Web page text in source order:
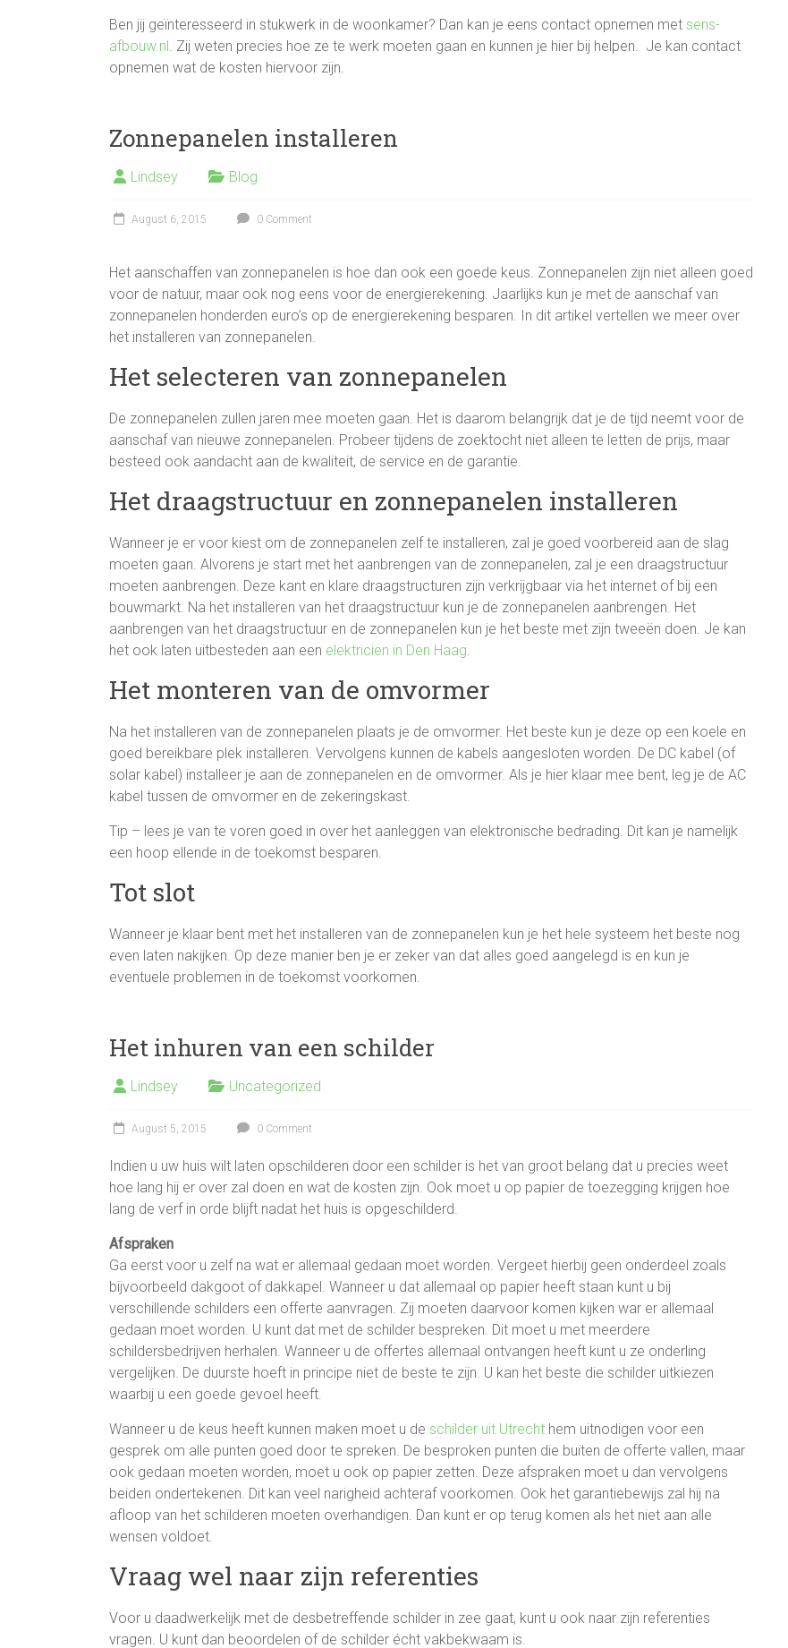
Ben jij geïnteresseerd in stukwerk in de woonkamer? Dan kan je eens contact opnemen met sens-
afbouw.nl . Zij weten precies hoe ze te werk moeten gaan en kunnen je hier bij helpen. Je kan contact
opnemen wat de kosten hiervoor zijn.
Zonnepanelen installeren
Lindsey Blog
August 6, 2015 0 Comment
Het aanschaffen van zonnepanelen is hoe dan ook een goede keus. Zonnepanelen zijn niet alleen goed
voor de natuur, maar ook nog eens voor de energierekening. Jaarlijks kun je met de aanschaf van
zonnepanelen honderden euro’s op de energierekening besparen. In dit artikel vertellen we meer over
het installeren van zonnepanelen.
Het selecteren van zonnepanelen
De zonnepanelen zullen jaren mee moeten gaan. Het is daarom belangrijk dat je de tijd neemt voor de
aanschaf van nieuwe zonnepanelen. Probeer tijdens de zoektocht niet alleen te letten de prijs, maar
besteed ook aandacht aan de kwaliteit, de service en de garantie.
Het draagstructuur en zonnepanelen installeren
Wanneer je er voor kiest om de zonnepanelen zelf te installeren, zal je goed voorbereid aan de slag
moeten gaan. Alvorens je start met het aanbrengen van de zonnepanelen, zal je een draagstructuur
moeten aanbrengen. Deze kant en klare draagstructuren zijn verkrijgbaar via het internet of bij een
bouwmarkt. Na het installeren van het draagstructuur kun je de zonnepanelen aanbrengen. Het
aanbrengen van het draagstructuur en de zonnepanelen kun je het beste met zijn tweeën doen. Je kan
het ook laten uitbesteden aan een elektricien in Den Haag
Het monteren van de omvormer
Na het installeren van de zonnepanelen plaats je de omvormer. Het beste kun je deze op een koele en
goed bereikbare plek installeren. Vervolgens kunnen de kabels aangesloten worden. De DC kabel (of
solar kabel) installeer je aan de zonnepanelen en de omvormer. Als je hier klaar mee bent, leg je de AC
kabel tussen de omvormer en de zekeringskast.
Tip – lees je van te voren goed in over het aanleggen van elektronische bedrading. Dit kan je namelijk
een hoop ellende in de toekomst besparen.
Tot slot
Wanneer je klaar bent met het installeren van de zonnepanelen kun je het hele systeem het beste nog
even laten nakijken. Op deze manier ben je er zeker van dat alles goed aangelegd is en kun je
eventuele problemen in de toekomst voorkomen.
Het inhuren van een schilder
Lindsey Uncategorized
August 5, 2015 0 Comment
Indien u uw huis wilt laten opschilderen door een schilder is het van groot belang dat u precies weet
hoe lang hij er over zal doen en wat de kosten zijn. Ook moet u op papier de toezegging krijgen hoe
lang de verf in orde blijft nadat het huis is opgeschilderd.
Afspraken
Ga eerst voor u zelf na wat er allemaal gedaan moet worden. Vergeet hierbij geen onderdeel zoals
bijvoorbeeld dakgoot of dakkapel. Wanneer u dat allemaal op papier heeft staan kunt u bij
verschillende schilders een offerte aanvragen. Zij moeten daarvoor komen kijken war er allemaal
gedaan moet worden. U kunt dat met de schilder bespreken. Dit moet u met meerdere
schildersbedrijven herhalen. Wanneer u de offertes allemaal ontvangen heeft kunt u ze onderling
vergelijken. De duurste hoeft in principe niet de beste te zijn. U kan het beste die schilder uitkiezen
waarbij u een goede gevoel heeft.
Wanneer u de keus heeft kunnen maken moet u de schilder uit Utrecht hem uitnodigen voor een
gesprek om alle punten goed door te spreken. De besproken punten die buiten de offerte vallen, maar
ook gedaan moeten worden, moet u ook op papier zetten. Deze afspraken moet u dan vervolgens
beiden ondertekenen. Dit kan veel narigheid achteraf voorkomen. Ook het garantiebewijs zal hij na
afloop van het schilderen moeten overhandigen. Dan kunt er op terug komen als het niet aan alle
wensen voldoet.
Vraag wel naar zijn referenties
Voor u daadwerkelijk met de desbetreffende schilder in zee gaat, kunt u ook naar zijn referenties
vragen. U kunt dan beoordelen of de schilder écht vakbekwaam is.